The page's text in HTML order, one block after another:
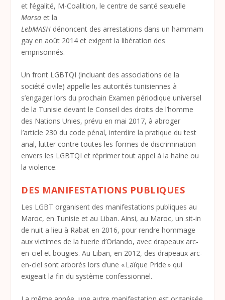
et l’égalité, M-Coalition, le centre de santé sexuelle
Marsa et la
LebMASH dénoncent des arrestations dans un hammam
gay en août 2014 et exigent la libération des
emprisonnés.
Un front LGBTQI (incluant des associations de la
société civile) appelle les autorités tunisiennes à
s’engager lors du prochain Examen périodique universel
de la Tunisie devant le Conseil des droits de l’homme
des Nations Unies, prévu en mai 2017, à abroger
l’article 230 du code pénal, interdire la pratique du test
anal, lutter contre toutes les formes de discrimination
envers les LGBTQI et réprimer tout appel à la haine ou
la violence.
DES MANIFESTATIONS PUBLIQUES
Les LGBT organisent des manifestations publiques au
Maroc, en Tunisie et au Liban. Ainsi, au Maroc, un sit-in
de nuit a lieu à Rabat en 2016, pour rendre hommage
aux victimes de la tuerie d’Orlando, avec drapeaux arc-
en-ciel et bougies. Au Liban, en 2012, des drapeaux arc-
en-ciel sont arborés lors d’une « Laïque Pride » qui
exigeait la fin du système confessionnel.